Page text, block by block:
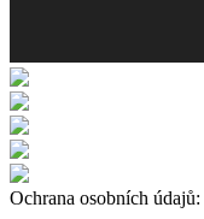
Ochrana osobních údajů: